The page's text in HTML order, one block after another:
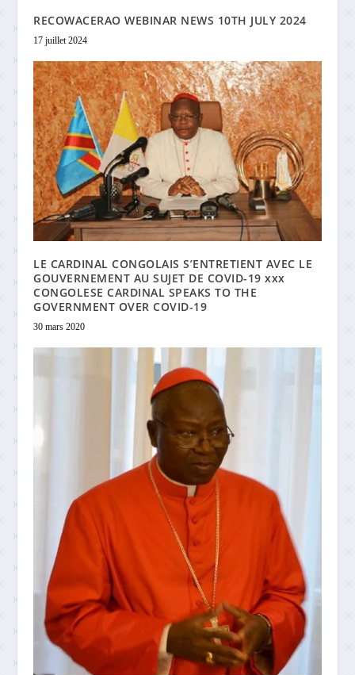
RECOWACERAO WEBINAR NEWS 10TH JULY 2024
17 juillet 2024
LE CARDINAL CONGOLAIS S’ENTRETIENT AVEC LE
GOUVERNEMENT AU SUJET DE COVID-19 xxx
CONGOLESE CARDINAL SPEAKS TO THE
GOVERNMENT OVER COVID-19
30 mars 2020